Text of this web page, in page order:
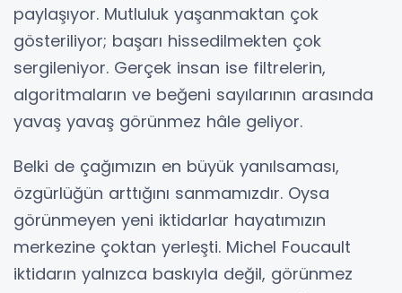
paylaşıyor. Mutluluk yaşanmaktan çok
gösteriliyor; başarı hissedilmekten çok
sergileniyor. Gerçek insan ise filtrelerin,
algoritmaların ve beğeni sayılarının arasında
yavaş yavaş görünmez hâle geliyor.
Belki de çağımızın en büyük yanılsaması,
özgürlüğün arttığını sanmamızdır. Oysa
görünmeyen yeni iktidarlar hayatımızın
merkezine çoktan yerleşti. Michel Foucault
iktidarın yalnızca baskıyla değil, görünmez